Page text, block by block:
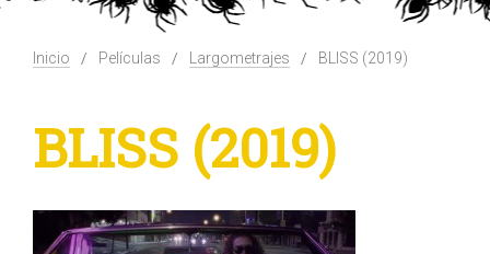
Inicio Películas Largometrajes BLISS (2019)
BLISS (2019)